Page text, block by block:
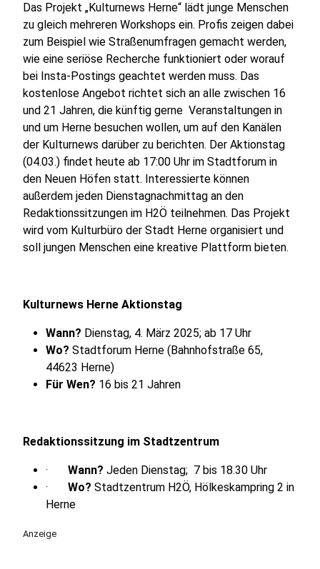
Das Projekt „Kulturnews Herne“ lädt junge Menschen
zu gleich mehreren Workshops ein. Profis zeigen dabei
zum Beispiel wie Straßenumfragen gemacht werden,
wie eine seriöse Recherche funktioniert oder worauf
bei Insta-Postings geachtet werden muss. Das
kostenlose Angebot richtet sich an alle zwischen 16
und 21 Jahren, die künftig gerne Veranstaltungen in
und um Herne besuchen wollen, um auf den Kanälen
der Kulturnews darüber zu berichten. Der Aktionstag
(04.03.) findet heute ab 17:00 Uhr im Stadtforum in
den Neuen Höfen statt. Interessierte können
außerdem jeden Dienstagnachmittag an den
Redaktionssitzungen im H2Ö teilnehmen. Das Projekt
wird vom Kulturbüro der Stadt Herne organisiert und
soll jungen Menschen eine kreative Plattform bieten.
Kulturnews Herne Aktionstag
Wann? Dienstag, 4. März 2025; ab 17 Uhr
Wo? Stadtforum Herne (Bahnhofstraße 65,
44623 Herne)
Für Wen? 16 bis 21 Jahren
Redaktionssitzung im Stadtzentrum
· Wann? Jeden Dienstag; 7 bis 18.30 Uhr
· Wo? Stadtzentrum H2Ö, Hölkeskampring 2 in
Herne
Anzeige